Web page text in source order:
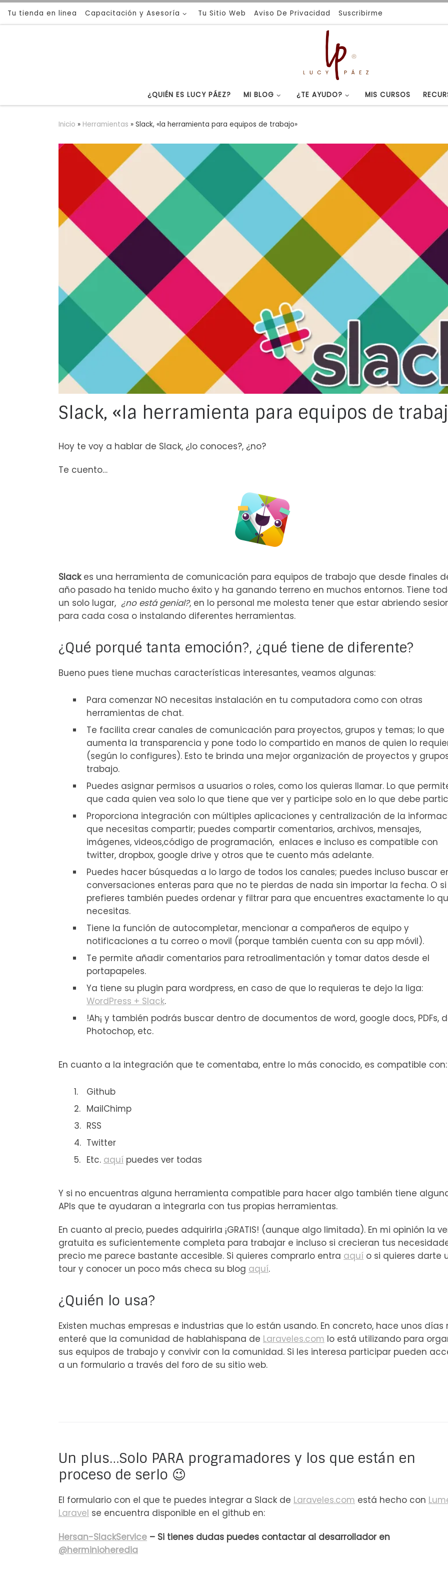
Saltar al contenido
Tu tienda en linea Capacitación y Asesoría Tu Sitio Web Aviso De Privacidad Suscribirme
¿QUIÉN ES LUCY PÁEZ? MI BLOG ¿TE AYUDO? MIS CURSOS
Inicio » Herramientas » Slack, «la herramienta para equipos de trabajo»
Slack, «la herramienta para equipos de
Hoy te voy a hablar de Slack, ¿lo conoces?, ¿no?
Te cuento…
Slackes una herramienta de comunicación para equipos de trabajo que desde finales
año pasado ha tenido mucho éxito y ha ganando terreno en muchos entornos. Tiene
un solo lugar, ¿no está genial?, en lo personal me molesta tener que estar abriendo
para cada cosa o instalando diferentes herramientas.
¿Qué porqué tanta emoción?, ¿qué tiene de diferente?
Bueno pues tiene muchas características interesantes, veamos algunas:
Para comenzar NO necesitas instalación en tu computadora como con otras
herramientas de chat.
Te facilita crear canales de comunicación para proyectos, grupos y temas; lo que
aumenta la transparencia y pone todo lo compartido en manos de quien lo
(según lo configures). Esto te brinda una mejor organización de proyectos y
trabajo.
Puedes asignar permisos a usuarios o roles, como los quieras llamar. Lo que
que cada quien vea solo lo que tiene que ver y participe solo en lo que debe
Proporciona integración con múltiples aplicaciones y centralización de la
que necesitas compartir; puedes compartir comentarios, archivos, mensajes,
imágenes, videos,código de programación, enlaces e incluso es compatible con
twitter, dropbox, google drive y otros que te cuento más adelante.
Puedes hacer búsquedas a lo largo de todos los canales; puedes incluso buscar
conversaciones enteras para que no te pierdas de nada sin importar la fecha. O si
prefieres también puedes ordenar y filtrar para que encuentres exactamente lo
necesitas.
Tiene la función de autocompletar, mencionar a compañeros de equipo y
notificaciones a tu correo o movil (porque también cuenta con su app móvil).
Te permite añadir comentarios para retroalimentación y tomar datos desde el
portapapeles.
Ya tiene su plugin para wordpress, en caso de que lo requieras te dejo la liga:
WordPress + Slack.
!Ah¡ y también podrás buscar dentro de documentos de word, google docs, PDFs,
Photochop, etc.
En cuanto a la integración que te comentaba, entre lo más conocido, es compatible con:
Github
MailChimp
RSS
Twitter
Etc. aquí puedes ver todas
Y si no encuentras alguna herramienta compatible para hacer algo también tiene
APIs que te ayudaran a integrarla con tus propias herramientas.
En cuanto al precio, puedes adquirirla ¡GRATIS! (aunque algo limitada). En mi opinión la
gratuita es suficientemente completa para trabajar e incluso si crecieran tus
precio me parece bastante accesible. Si quieres comprarlo entra aquí o si quieres darte
tour y conocer un poco más checa su blog aquí.
¿Quién lo usa?
Existen muchas empresas e industrias que lo están usando. En concreto, hace unos días
enteré que la comunidad de hablahispana de Laraveles.com lo está utilizando para
sus equipos de trabajo y convivir con la comunidad. Si les interesa participar pueden
a un formulario a través del foro de su sitio web.
Un plus…Solo PARA programadores y los que están en
proceso de serlo 😉
El formulario con el que te puedes integrar a Slack de Laraveles.com está hecho con
Laravel se encuentra disponible en el github en:
Hersan-SlackService – Si tienes dudas puedes contactar al desarrollador en
@herminioheredia